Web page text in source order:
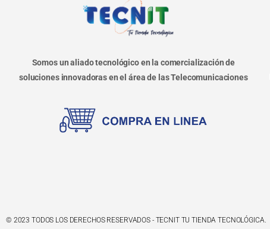
Somos un aliado tecnológico en la comercialización de
soluciones innovadoras en el área de las Telecomunicaciones
© 2023 TODOS LOS DERECHOS RESERVADOS - TECNIT TU TIENDA TECNOLÓGICA.